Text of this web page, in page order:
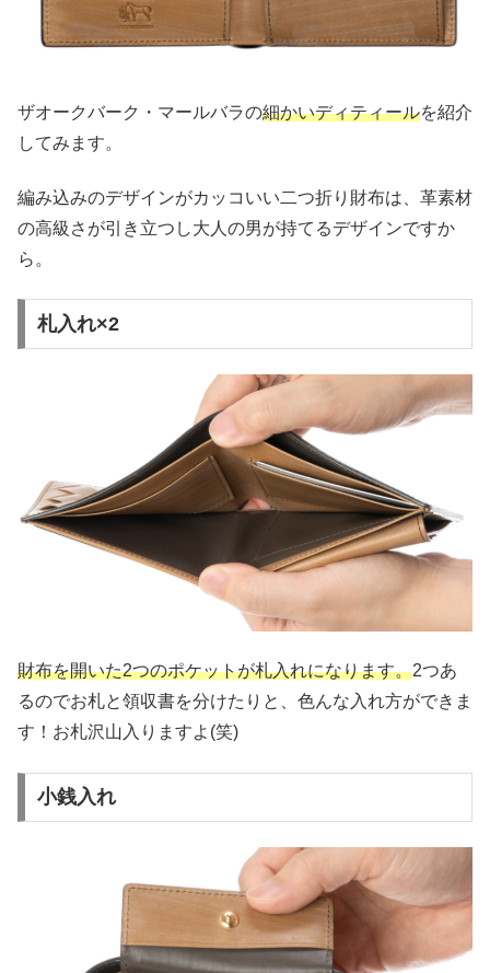
ザオークバーク・マールバラの細かいディティールを紹介
してみます。
編み込みのデザインがカッコいい二つ折り財布は、革素材
の高級さが引き立つし大人の男が持てるデザインですか
ら。
札入れ×2
財布を開いた2つのポケットが札入れになります。2つあ
るのでお札と領収書を分けたりと、色んな入れ方ができま
す！お札沢山入りますよ(笑)
小銭入れ